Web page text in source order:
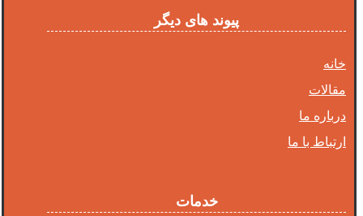
پیوند های دیگر
خانه
مقالات
درباره ما
ارتباط با ما
خدمات